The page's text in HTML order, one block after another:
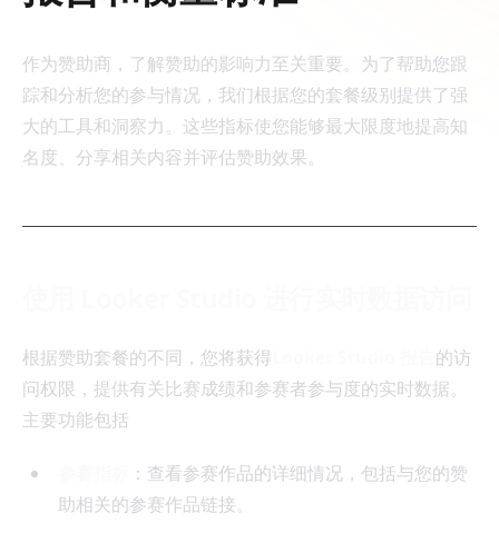
作为赞助商，了解赞助的影响力至关重要。为了帮助您跟
踪和分析您的参与情况，我们根据您的套餐级别提供了强
大的工具和洞察力。这些指标使您能够最大限度地提高知
名度、分享相关内容并评估赞助效果。
根据赞助套餐的不同，您将获得
的访
问权限，提供有关比赛成绩和参赛者参与度的实时数据。
主要功能包括
：查看参赛作品的详细情况，包括与您的赞
助相关的参赛作品链接。